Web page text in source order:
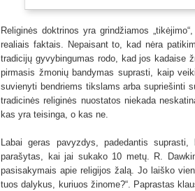
Religinės doktrinos yra grindžiamos
realiais faktais. Nepaisant to, kad nėra
tradicijų gyvybingumas rodo, kad jos kadaise
pirmasis žmonių bandymas suprasti, kaip
suvienyti bendriems tikslams arba supriešinti
tradicinės religinės nuostatos niekada
kas yra teisinga, o kas ne.
Labai geras pavyzdys, padedantis
parašytas, kai jai sukako 10 metų. R.
pasisakymais apie religijos žalą. Jo laiško
tuos dalykus, kuriuos žinome?“. Paprastas